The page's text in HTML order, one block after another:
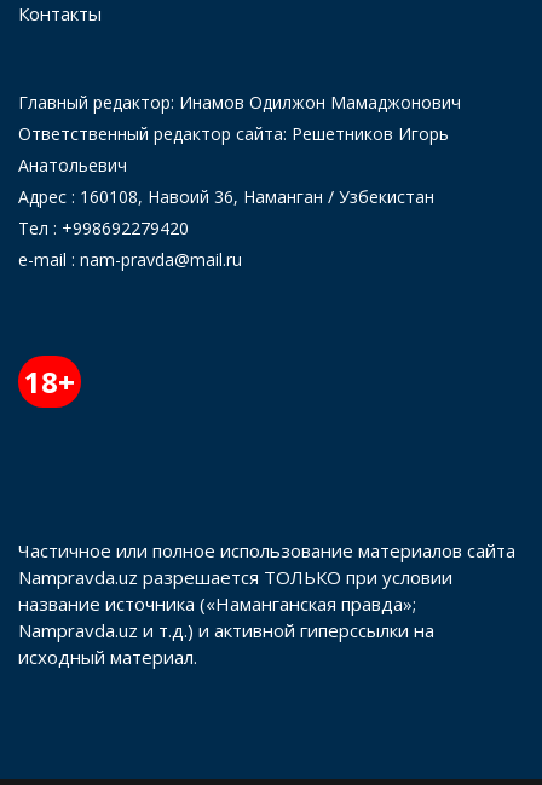
Контакты
Главный редактор: Инамов Одилжон Мамаджонович
Ответственный редактор сайта: Решетников Игорь
Анатольевич
Адрес : 160108, Навоий 36, Наманган / Узбекистан
Тел : +998692279420
e-mail : nam-pravda@mail.ru
18+
Частичное или полное использование материалов сайта
Nampravda.uz разрешается ТОЛЬКО при условии
название источника («Наманганская правда»;
Nampravda.uz и т.д.) и активной гиперссылки на
исходный материал.